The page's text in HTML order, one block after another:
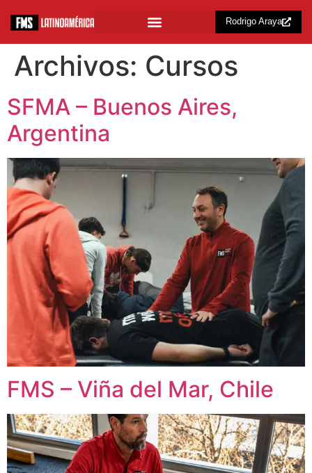
Rodrigo Araya
Archivos: Cursos
SFMA – Buenos Aires,
Argentina
FMS – Viña del Mar, Chile